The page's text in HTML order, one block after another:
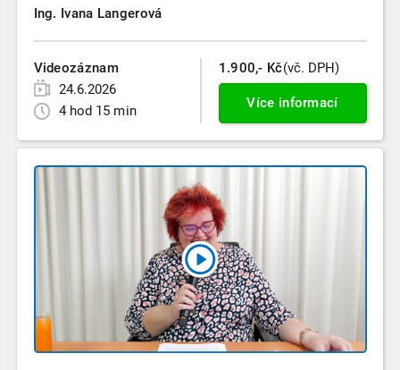
Ing. Ivana Langerová
Videozáznam
24.6.2026
4 hod 15 min
1.900,- Kč(vč. DPH)
Více informací